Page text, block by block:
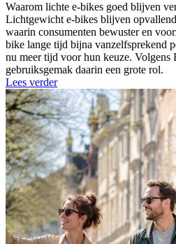
Waarom lichte e-bikes goed blijven
Lichtgewicht e-bikes blijven
waarin consumenten bewuster en
bike lange tijd bijna vanzelfsprekend
nu meer tijd voor hun keuze. Volgens
gebruiksgemak daarin een grote rol.
Lees verder